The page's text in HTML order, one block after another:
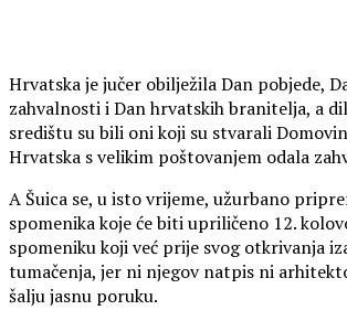
Hrvatska je jučer obilježila Dan pobjede,
zahvalnosti i Dan hrvatskih branitelja, a
središtu su bili oni koji su stvarali
Hrvatska s velikim poštovanjem odala
A Šuica se, u isto vrijeme, užurbano
spomenika koje će biti upriličeno 12.
spomeniku koji već prije svog otkrivanja
tumačenja, jer ni njegov natpis ni
šalju jasnu poruku.